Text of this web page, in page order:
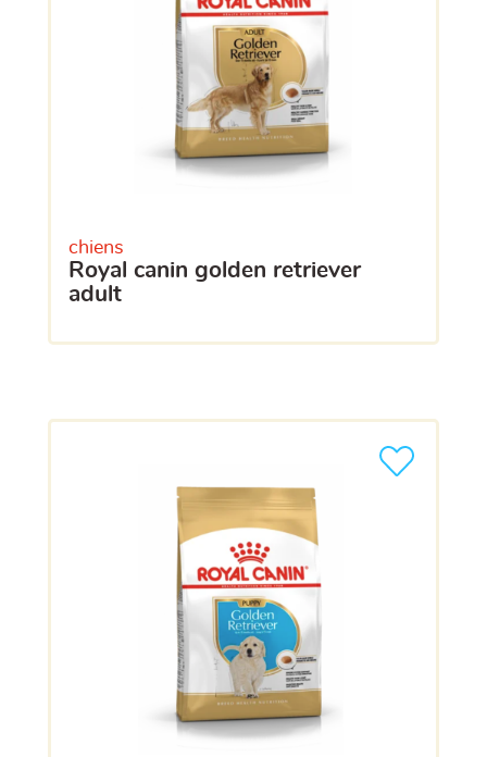
chiens
royal canin golden retriever
adult